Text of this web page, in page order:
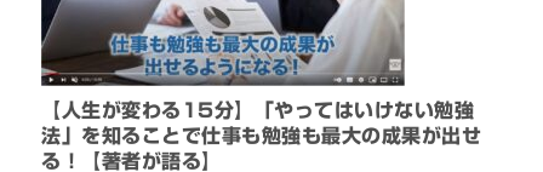
【人生が変わる15分】「やってはいけない勉強
法」を知ることで仕事も勉強も最大の成果が出せ
る！【著者が語る】